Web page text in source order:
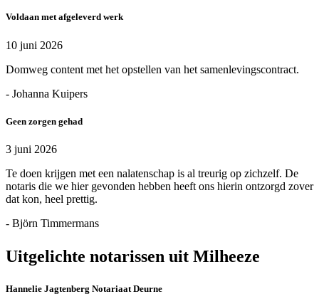
Voldaan met afgeleverd werk
10 juni 2026
Domweg content met het opstellen van het samenlevingscontract.
- Johanna Kuipers
Geen zorgen gehad
3 juni 2026
Te doen krijgen met een nalatenschap is al treurig op zichzelf. De
notaris die we hier gevonden hebben heeft ons hierin ontzorgd zover
dat kon, heel prettig.
- Björn Timmermans
Uitgelichte notarissen uit Milheeze
Hannelie Jagtenberg Notariaat Deurne